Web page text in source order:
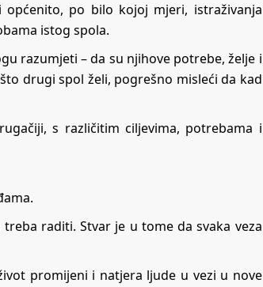
po bilo kojoj mjeri, istraživanja
istog spola.
razumjeti – da su njihove potrebe, želje i
drugi spol želi, pogrešno misleći da kad
s različitim ciljevima, potrebama i
raditi. Stvar je u tome da svaka veza
promijeni i natjera ljude u vezi u nove